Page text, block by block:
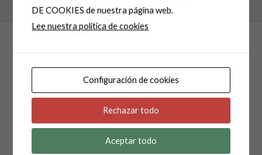
Isabel Pocino Moda
DE COOKIES de nuestra página web.
Lee nuestra política de cookies
Configuración de cookies
Rechazar todo
Aceptar todo